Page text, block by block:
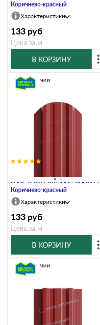
Коричнево-красный
Характеристики
133 руб
Цена за м
В КОРЗИНУ
LАNE-O 0,5 PURMAN® RAL3011
Коричнево-красный
В наличии
Характеристики
133 руб
Цена за м
В КОРЗИНУ
В наличии